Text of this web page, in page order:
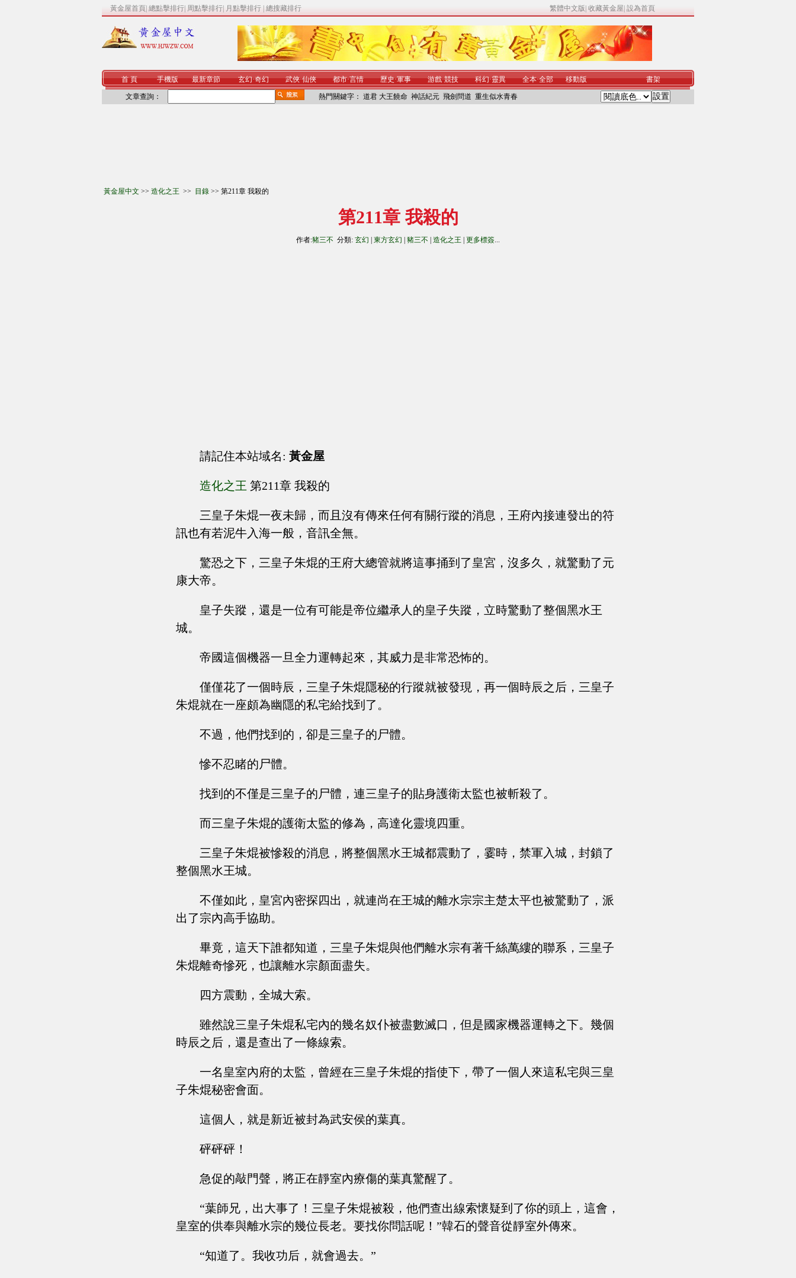
黃金屋首頁 總點擊排行 周點擊排行 月點擊排行 總搜藏排行 繁體中文版 收藏黃金屋 設為首頁
首 頁 手機版 最新章節 玄幻·奇幻 武俠·仙俠 都市·言情 歷史·軍事 游戲·競技 科幻·靈異 全本·全部 移動版 書架
文章查詢： 熱門關鍵字： 道君 大王饒命 神話紀元 飛劍問道 重生似水青春
黃金屋中文 >> 造化之王 >> 目錄 >> 第211章 我殺的
第211章 我殺的
作者:豬三不 分類: 玄幻 東方玄幻 豬三不 造化之王 更多標簽...
請記住本站域名: 黃金屋
造化之王 第211章 我殺的
三皇子朱焜一夜未歸，而且沒有傳來任何有關行蹤的消息，王府內接連發出的符
訊也有若泥牛入海一般，音訊全無。
驚恐之下，三皇子朱焜的王府大總管就將這事捅到了皇宮，沒多久，就驚動了元
康大帝。
皇子失蹤，還是一位有可能是帝位繼承人的皇子失蹤，立時驚動了整個黑水王
城。
帝國這個機器一旦全力運轉起來，其威力是非常恐怖的。
僅僅花了一個時辰，三皇子朱焜隱秘的行蹤就被發現，再一個時辰之后，三皇子
朱焜就在一座頗為幽隱的私宅給找到了。
不過，他們找到的，卻是三皇子的尸體。
慘不忍睹的尸體。
找到的不僅是三皇子的尸體，連三皇子的貼身護衛太監也被斬殺了。
而三皇子朱焜的護衛太監的修為，高達化靈境四重。
三皇子朱焜被慘殺的消息，將整個黑水王城都震動了，霎時，禁軍入城，封鎖了
整個黑水王城。
不僅如此，皇宮內密探四出，就連尚在王城的離水宗宗主楚太平也被驚動了，派
出了宗內高手協助。
畢竟，這天下誰都知道，三皇子朱焜與他們離水宗有著千絲萬縷的聯系，三皇子
朱焜離奇慘死，也讓離水宗顏面盡失。
四方震動，全城大索。
雖然說三皇子朱焜私宅內的幾名奴仆被盡數滅口，但是國家機器運轉之下。幾個
時辰之后，還是查出了一條線索。
一名皇室內府的太監，曾經在三皇子朱焜的指使下，帶了一個人來這私宅與三皇
子朱焜秘密會面。
這個人，就是新近被封為武安侯的葉真。
砰砰砰！
急促的敲門聲，將正在靜室內療傷的葉真驚醒了。
“葉師兄，出大事了！三皇子朱焜被殺，他們查出線索懷疑到了你的頭上，這會，
皇室的供奉與離水宗的幾位長老。要找你問話呢！”韓石的聲音從靜室外傳來。
“知道了。我收功后，就會過去。”